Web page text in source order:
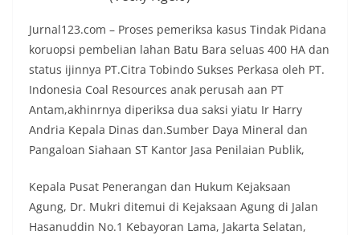
Jurnal123.com – Proses pemeriksa kasus Tindak Pidana
koruopsi pembelian lahan Batu Bara seluas 400 HA dan
status ijinnya PT.Citra Tobindo Sukses Perkasa oleh PT.
Indonesia Coal Resources anak perusah aan PT
Antam,akhinrnya diperiksa dua saksi yiatu Ir Harry
Andria Kepala Dinas dan.Sumber Daya Mineral dan
Pangaloan Siahaan ST Kantor Jasa Penilaian Publik,
Kepala Pusat Penerangan dan Hukum Kejaksaan
Agung, Dr. Mukri ditemui di Kejaksaan Agung di Jalan
Hasanuddin No.1 Kebayoran Lama, Jakarta Selatan,